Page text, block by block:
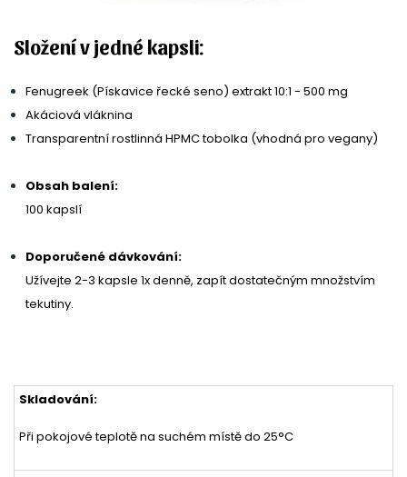
Složení v jedné kapsli:
Fenugreek (Pískavice řecké seno) extrakt 10:1 - 500 mg
Akáciová vláknina
Transparentní rostlinná HPMC tobolka (vhodná pro vegany)
Obsah balení:
100 kapslí
Doporučené dávkování:
Užívejte 2-3 kapsle 1x denně, zapít dostatečným množstvím
tekutiny.
Skladování:
Při pokojové teplotě na suchém místě do 25°C